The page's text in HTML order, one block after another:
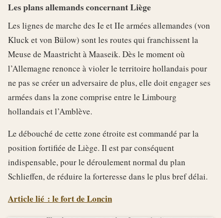
Les plans allemands concernant Liège
Les lignes de marche des Ie et IIe armées allemandes (von
Kluck et von Bülow) sont les routes qui franchissent la
Meuse de Maastricht à Maaseik. Dès le moment où
l’Allemagne renonce à violer le territoire hollandais pour
ne pas se créer un adversaire de plus, elle doit engager ses
armées dans la zone comprise entre le Limbourg
hollandais et l’Amblève.
Le débouché de cette zone étroite est commandé par la
position fortifiée de Liège. Il est par conséquent
indispensable, pour le déroulement normal du plan
Schlieffen, de réduire la forteresse dans le plus bref délai.
Article lié : le fort de Loncin